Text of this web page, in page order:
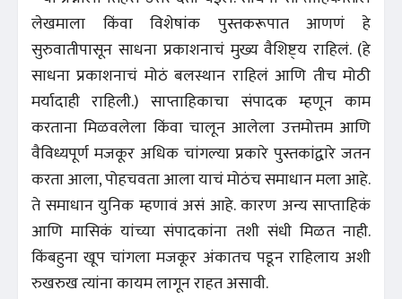
लेखमाला किंवा विशेषांक पुस्तकरूपात आणणं हे
सुरुवातीपासून साधना प्रकाशनाचं मुख्य वैशिष्ट्‌य राहिलं. (हे
साधना प्रकाशनाचं मोठं बलस्थान राहिलं आणि तीच मोठी
मर्यादाही राहिली.) साप्ताहिकाचा संपादक म्हणून काम
करताना मिळवलेला किंवा चालून आलेला उत्तमोत्तम आणि
वैविध्यपूर्ण मजकूर अधिक चांगल्या प्रकारे पुस्तकांद्वारे जतन
करता आला, पोहचवता आला याचं मोठंच समाधान मला आहे.
ते समाधान युनिक म्हणावं असं आहे. कारण अन्य साप्ताहिकं
आणि मासिकं यांच्या संपादकांना तशी संधी मिळत नाही.
किंबहुना खूप चांगला मजकूर अंकातच पडून राहिलाय अशी
रुखरुख त्यांना कायम लागून राहत असावी.